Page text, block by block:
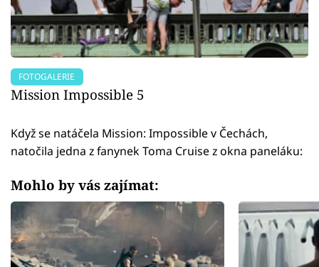
FOTOGALERIE
Mission Impossible 5
Když se natáčela Mission: Impossible v Čechách,
natočila jedna z fanynek Toma Cruise z okna paneláku:
Mohlo by vás zajímat: